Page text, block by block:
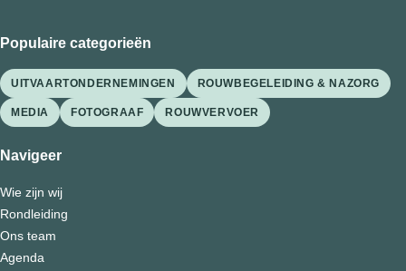
Populaire categorieën
UITVAARTONDERNEMINGEN ROUWBEGELEIDING & NAZORG
MEDIA FOTOGRAAF ROUWVERVOER
Navigeer
Wie zijn wij
Rondleiding
Ons team
Agenda